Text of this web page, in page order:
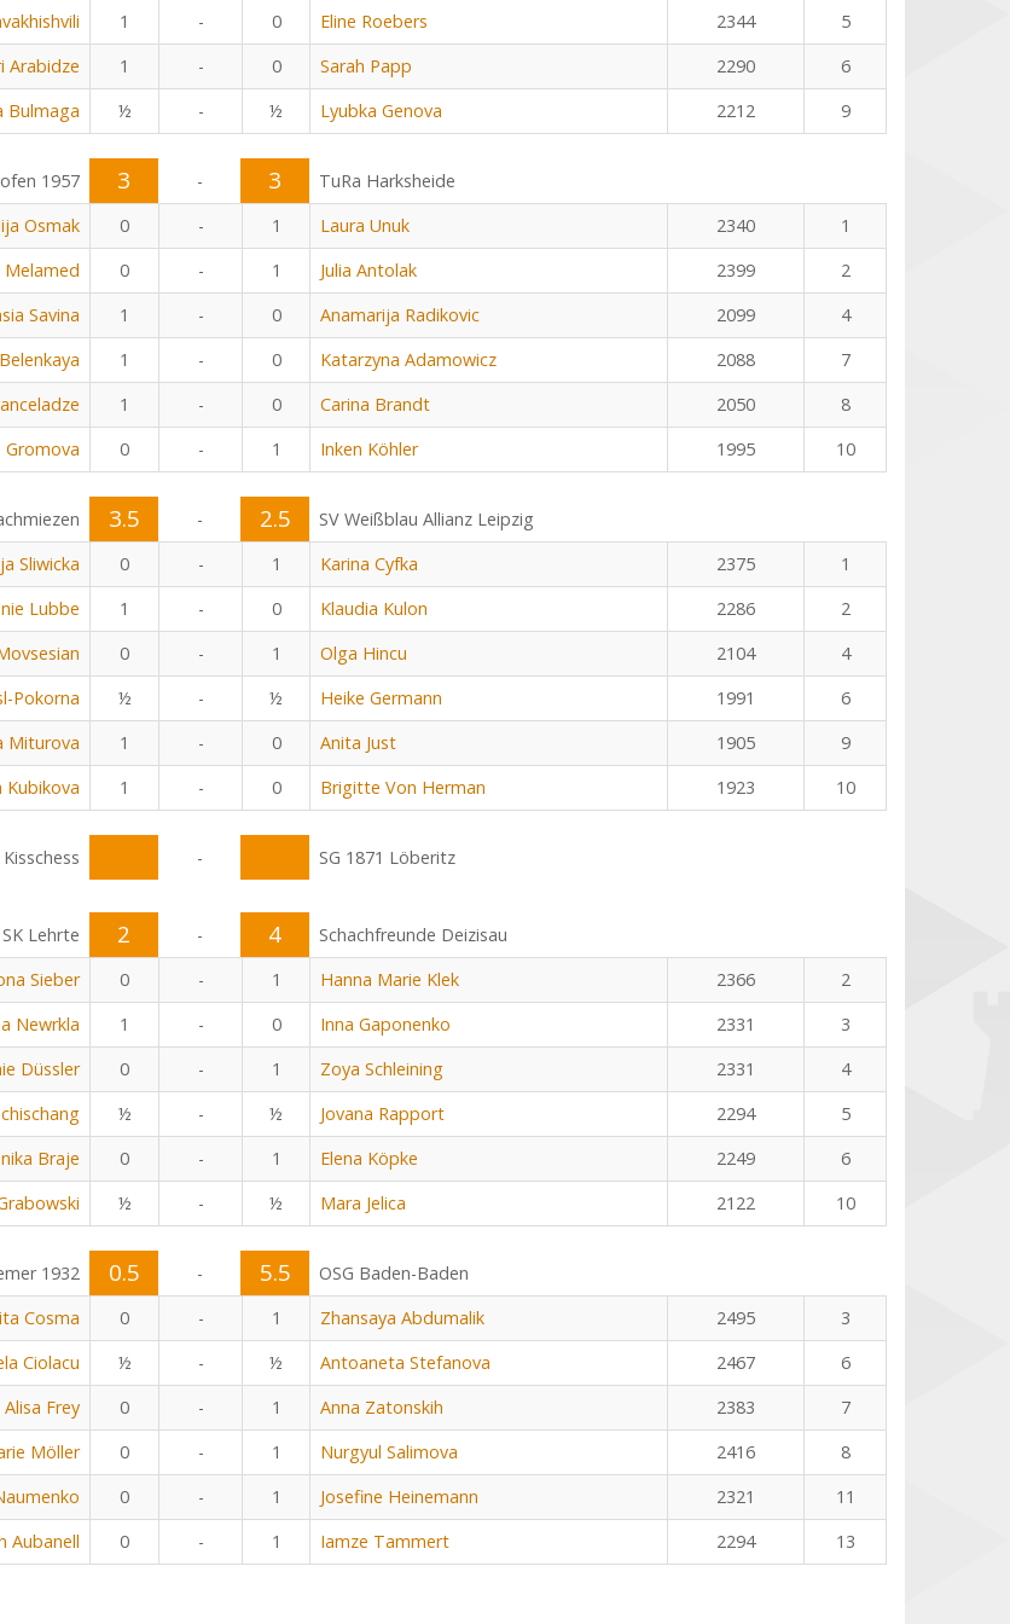
1 - 0 Eline Roebers 2344
5
Arabidze 1 - 0 Sarah Papp 2290
6
Bulmaga ½ - ½ Lyubka Genova 2212 9
1957 3 - 3
TuRa Harksheide
Osmak 0 - 1 Laura Unuk 2340
1
0 - 1 Julia Antolak 2399
2
Savina 1 - 0 Anamarija Radikovic 2099
4
1 - 0 Katarzyna Adamowicz 2088
7
1 - 0 Carina Brandt 2050
8
Gromova 0 - 1 Inken Köhler 1995 10
3.5 - 2.5
SV Weißblau Allianz Leipzig
Sliwicka 0 - 1 Karina Cyfka 2375
1
Lubbe 1 - 0 Klaudia Kulon 2286
2
0 - 1 Olga Hincu 2104
4
Pokorna ½ - ½ Heike Germann 1991
6
Miturova 1 - 0 Anita Just 1905
9
Kubikova 1 - 0 Brigitte Von Herman 1923 10
Kisschess - SG 1871 Löberitz
SK Lehrte 2 - 4
Schachfreunde Deizisau
Sieber 0 - 1 Hanna Marie Klek 2366
2
Newrkla 1 - 0 Inna Gaponenko 2331
3
Düssler 0 - 1 Zoya Schleining 2331
4
½ - ½ Jovana Rapport 2294
5
Braje 0 - 1 Elena Köpke 2249
6
½ - ½ Mara Jelica 2122 10
1932 0.5 - 5.5
OSG Baden-Baden
Cosma 0 - 1 Zhansaya Abdumalik 2495
3
Ciolacu ½ - ½ Antoaneta Stefanova 2467
6
Alisa Frey 0 - 1 Anna Zatonskih 2383
7
Möller 0 - 1 Nurgyul Salimova 2416
8
0 - 1 Josefine Heinemann 2321
11
Aubanell 0 - 1 Iamze Tammert 2294 13